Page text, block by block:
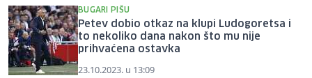
BUGARI PIŠU
Petev dobio otkaz na klupi Ludogoretsa i
to nekoliko dana nakon što mu nije
prihvaćena ostavka
23.10.2023. u 13:09